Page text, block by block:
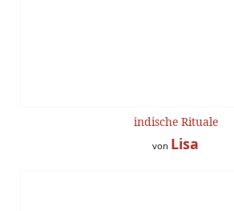
indische Rituale
von Lisa